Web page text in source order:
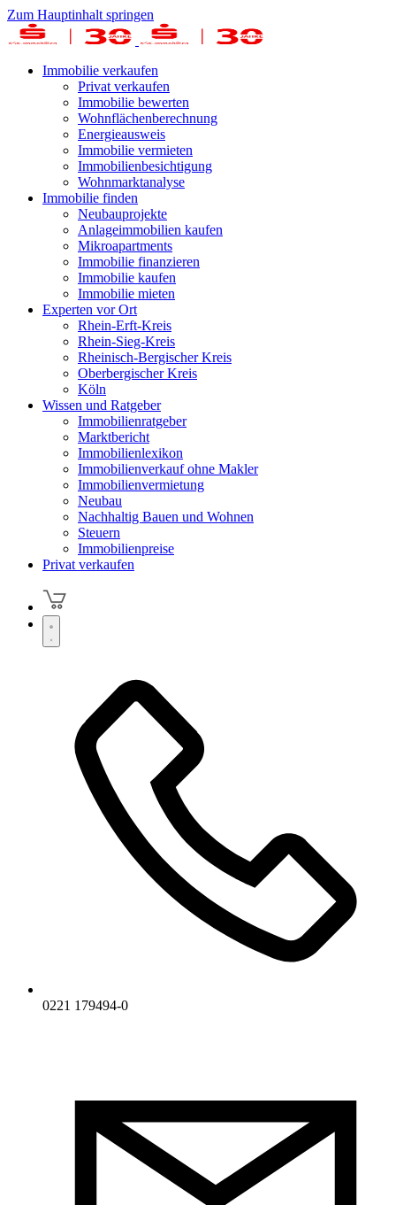
Zum Hauptinhalt springen
Immobilie verkaufen
Privat verkaufen
Immobilie bewerten
Wohnflächenberechnung
Energieausweis
Immobilie vermieten
Immobilienbesichtigung
Wohnmarktanalyse
Immobilie finden
Neubauprojekte
Anlageimmobilien kaufen
Mikroapartments
Immobilie finanzieren
Immobilie kaufen
Immobilie mieten
Experten vor Ort
Rhein-Erft-Kreis
Rhein-Sieg-Kreis
Rheinisch-Bergischer Kreis
Oberbergischer Kreis
Köln
Wissen und Ratgeber
Immobilienratgeber
Marktbericht
Immobilienlexikon
Immobilienverkauf ohne Makler
Immobilienvermietung
Neubau
Nachhaltig Bauen und Wohnen
Steuern
Immobilienpreise
Privat verkaufen
0221 179494-0